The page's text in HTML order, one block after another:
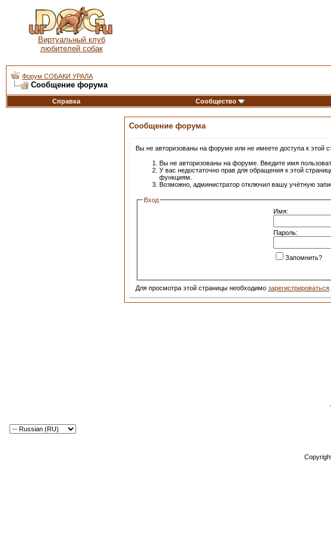
Виртуальный клуб
любителей собак
Форум СОБАКИ УРАЛА
Сообщение форума
Справка
Сообщество
Сообщение форума
Вы не авторизованы на форуме или не имеете доступа к этой
Вы не авторизованы на форуме. Введите имя
У вас недостаточно прав для обращения к этой
функциям.
Возможно, администратор отключил вашу учётную
Вход
Имя:
Пароль:
Запомнить?
Для просмотра этой страницы необходимо зарегистрироваться